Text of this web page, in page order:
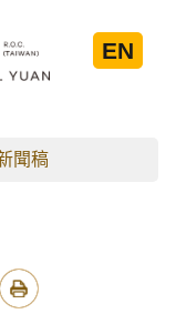
EN
聞稿